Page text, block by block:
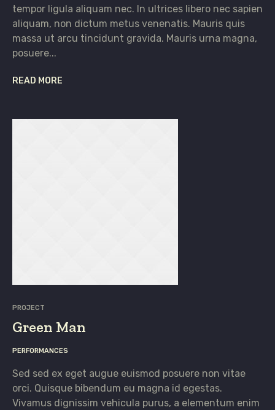
tempor ligula aliquam nec. In ultrices libero nec sapien
aliquam, non dictum metus venenatis. Mauris quis
massa ut arcu tincidunt gravida. Mauris urna magna,
posuere...
READ MORE
PROJECT
Green Man
PERFORMANCES
Sed sed ex eget augue euismod posuere non vitae
orci. Quisque bibendum eu magna id egestas.
Vivamus dignissim vehicula purus, a elementum enim